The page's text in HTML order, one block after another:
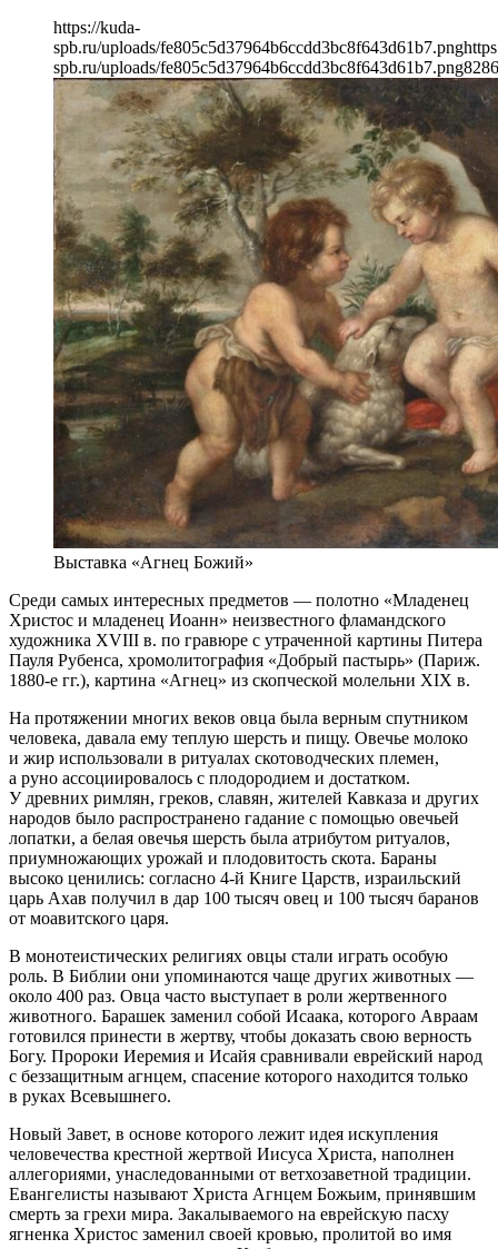
https://kuda-
spb.ru/uploads/fe805c5d37964b6ccdd3bc8f643d61b7.png
spb.ru/uploads/fe805c5d37964b6ccdd3bc8f643d61b7.png828
Выставка «Агнец Божий»
Среди самых интересных предметов — полотно «Младенец
Христос и младенец Иоанн» неизвестного фламандского
художника XVIII в. по гравюре с утраченной картины Питера
Пауля Рубенса, хромолитография «Добрый пастырь» (Париж.
1880-е гг.), картина «Агнец» из скопческой молельни XIX в.
На протяжении многих веков овца была верным спутником
человека, давала ему теплую шерсть и пищу. Овечье молоко
и жир использовали в ритуалах скотоводческих племен,
а руно ассоциировалось с плодородием и достатком.
У древних римлян, греков, славян, жителей Кавказа и других
народов было распространено гадание с помощью овечьей
лопатки, а белая овечья шерсть была атрибутом ритуалов,
приумножающих урожай и плодовитость скота. Бараны
высоко ценились: согласно 4-й Книге Царств, израильский
царь Ахав получил в дар 100 тысяч овец и 100 тысяч баранов
от моавитского царя.
В монотеистических религиях овцы стали играть особую
роль. В Библии они упоминаются чаще других животных —
около 400 раз. Овца часто выступает в роли жертвенного
животного. Барашек заменил собой Исаака, которого Авраам
готовился принести в жертву, чтобы доказать свою верность
Богу. Пророки Иеремия и Исайя сравнивали еврейский народ
с беззащитным агнцем, спасение которого находится только
в руках Всевышнего.
Новый Завет, в основе которого лежит идея искупления
человечества крестной жертвой Иисуса Христа, наполнен
аллегориями, унаследованными от ветхозаветной традиции.
Евангелисты называют Христа Агнцем Божьим, принявшим
смерть за грехи мира. Закалываемого на еврейскую пасху
ягненка Христос заменил своей кровью, пролитой во имя